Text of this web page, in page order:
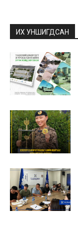
ИХ УНШИГДСАН